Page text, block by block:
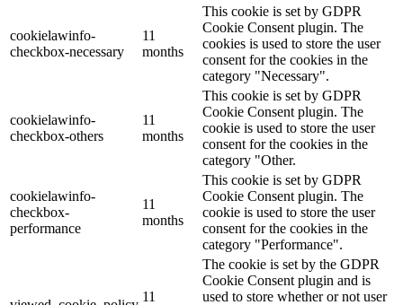
cookielawinfo-
checkbox-necessary
11
months
This cookie is set by GDPR
Cookie Consent plugin. The
cookies is used to store the user
consent for the cookies in the
category "Necessary".
cookielawinfo-
checkbox-others
11
months
This cookie is set by GDPR
Cookie Consent plugin. The
cookie is used to store the user
consent for the cookies in the
category "Other.
cookielawinfo-
checkbox-
performance
11
months
This cookie is set by GDPR
Cookie Consent plugin. The
cookie is used to store the user
consent for the cookies in the
category "Performance".
11
The cookie is set by the GDPR
Cookie Consent plugin and is
used to store whether or not user